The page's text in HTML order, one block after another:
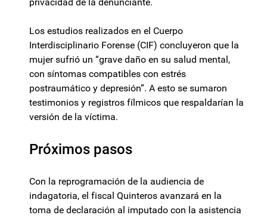
Los estudios realizados en el Cuerpo
Interdisciplinario Forense (CIF) concluyeron que la
mujer sufrió un “grave daño en su salud mental,
con síntomas compatibles con estrés
postraumático y depresión”. A esto se sumaron
testimonios y registros fílmicos que respaldarían la
versión de la víctima.
Próximos pasos
Con la reprogramación de la audiencia de
indagatoria, el fiscal Quinteros avanzará en la
toma de declaración al imputado con la asistencia